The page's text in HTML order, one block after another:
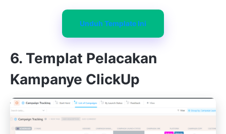
Unduh Template Ini
6. Templat Pelacakan
Kampanye ClickUp